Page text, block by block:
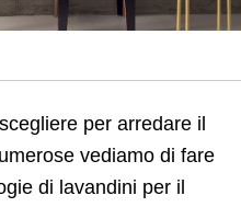
per arredare il
vediamo di fare
di lavandini per il